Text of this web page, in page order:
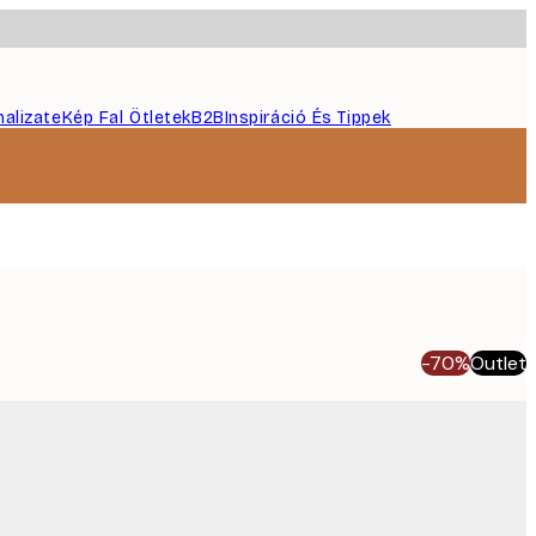
Kép Fal ÖtletekB2BInspiráció És Tippek
-70%Outlet